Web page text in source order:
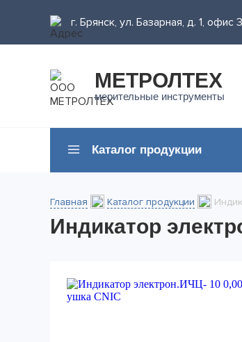
г. Брянск, ул. Базарная, д. 1, офис
МЕТРОЛТЕХ
мерительные инструменты
Каталог продукции
Главная Каталог продукции
Индикатор